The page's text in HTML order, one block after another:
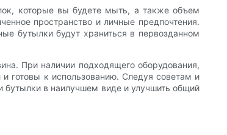
которые вы будете мыть, а также объем
пространство и личные предпочтения.
бутылки будут храниться в первозданном
При наличии подходящего оборудования,
готовы к использованию. Следуя советам и
в наилучшем виде и улучшить общий